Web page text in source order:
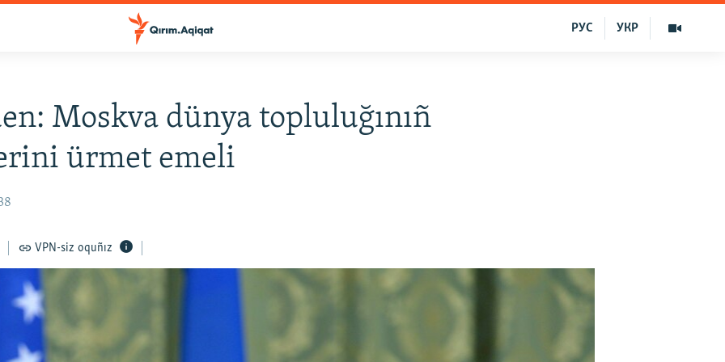
УКР
РУС
Moskva dünya topluluğınıñ
ürmet emeli
VPN-siz oquñız